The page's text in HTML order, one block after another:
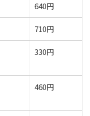
640円
710円
330円
460円